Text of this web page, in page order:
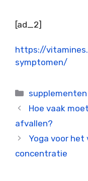
[ad_2]
https://
symptomen/
Categorieën
supplementen
Hoe vaak
afvallen?
Yoga voor het
concentratie